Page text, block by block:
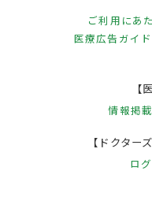
ご利用にあ
医療広告ガイ
【
情報掲
【ドクター
ロ